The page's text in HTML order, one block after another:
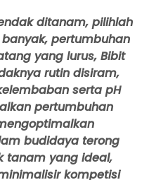
ditanam, pilihlah
pertumbuhan
yang lurus, Bibit
rutin disiram,
serta pH
pertumbuhan
budidaya terong
tanam yang ideal,
kompetisi